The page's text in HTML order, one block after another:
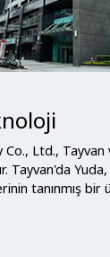
Co., Ltd., Tayvan
Tayvan'da
tanınmış bir